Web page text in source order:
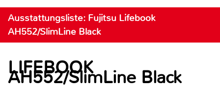
Ausstattungsliste: Fujitsu Lifebook
AH552/SlimLine Black
LIFEBOOK
AH552/SlimLine Black